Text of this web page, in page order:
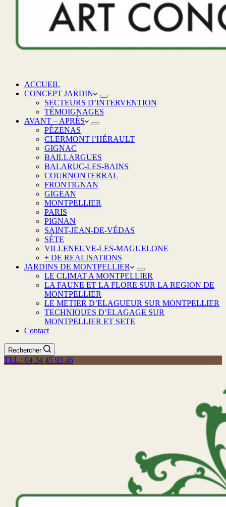
ACCUEIL
CONCEPT JARDIN
SECTEURS D’INTERVENTION
TÉMOIGNAGES
AVANT – APRÈS
PÉZENAS
CLERMONT l’HÉRAULT
GIGNAC
BAILLARGUES
BALARUC-LES-BAINS
COURNONTERRAL
FRONTIGNAN
GIGEAN
MONTPELLIER
PARIS
PIGNAN
SAINT-JEAN-DE-VÉDAS
SÈTE
VILLENEUVE-LES-MAGUELONE
+ DE REALISATIONS
JARDINS DE MONTPELLIER
LE CLIMAT A MONTPELLIER
LA FAUNE ET LA FLORE SUR LA REGION DE
MONTPELLIER
LE METIER D’ELAGUEUR SUR MONTPELLIER
TECHNIQUES D’ELAGAGE SUR
MONTPELLIER ET SETE
Contact
Rechercher
TEL : 04 34 45 93 46